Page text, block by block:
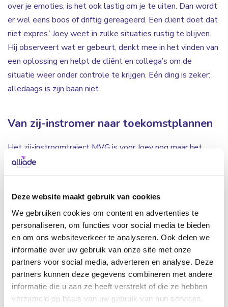
Deze website maakt gebruik van cookies
We gebruiken cookies om content en advertenties te
personaliseren, om functies voor social media te bieden
en om ons websiteverkeer te analyseren. Ook delen we
informatie over uw gebruik van onze site met onze
partners voor social media, adverteren en analyse. Deze
partners kunnen deze gegevens combineren met andere
informatie die u aan ze heeft verstrekt of die ze hebben
verzameld op basis van uw gebruik van hun services.
over je emoties, is het ook lastig om je te uiten. Dan wordt
er wel eens boos of driftig gereageerd. Een cliënt doet dat
niet expres.’ Joey weet in zulke situaties rustig te blijven.
Hij observeert wat er gebeurt, denkt mee in het vinden van
een oplossing en helpt de cliënt en collega’s om de
situatie weer onder controle te krijgen. Eén ding is zeker:
alledaags is zijn baan niet.
Van zij-instromer naar toekomstplannen
Het zij-instroomtraject MVG is voor Joey nog maar het
begin: ‘Mijn droom is om uiteindelijk te werken als
begeleider B. Dit traject zorgt voor een mooie opstap en
zeker nog verder leren, zodat mijn droom werkelijkheid
wordt.’ Zijn boodschap aan anderen die overwegen om de
overstap te maken naar de zorg? ‘Gewoon doen! De
overstap van beeldscherm naar zorgvloer was voor mij in
ieder geval de juiste keuze. Je maakt echt het verschil voor
mensen die jouw begeleiding nodig hebben.’